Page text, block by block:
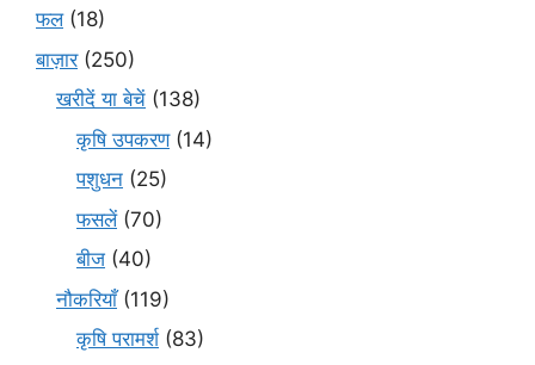
फल(18)
बाज़ार(250)
खरीदें या बेचें (138)
कृषि उपकरण(14)
पशुधन (25)
फसलें(70)
बीज (40)
नौकरियाँ(119)
कृषि परामर्श(83)